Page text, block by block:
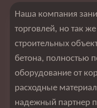
Наша компания
торговлей, но так
строительных
бетона, полностью
оборудование от
расходные
надежный партнер